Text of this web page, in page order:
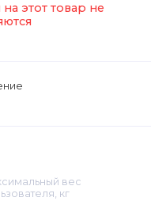
этот товар не
вес
кг